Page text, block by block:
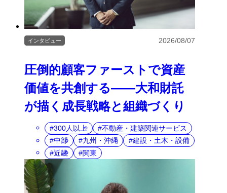
圧倒的顧客ファーストで資産
価値を共創する――大和財託
が描く成長戦略と組織づくり
インタビュー 2026/08/07
300人以上
不動産・建築関連サービス
中部
九州・沖縄
建設・土木・設備
近畿
関東